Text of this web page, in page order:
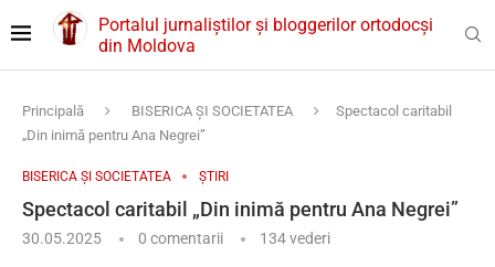
Portalul jurnaliștilor și bloggerilor ortodocși
din Moldova
Principală BISERICA ȘI SOCIETATEA
Spectacol caritabil
„Din inimă pentru Ana Negrei”
BISERICA ȘI SOCIETATEA ȘTIRI
Spectacol caritabil „Din inimă pentru Ana Negrei”
30.05.2025 0 comentarii 134vederi